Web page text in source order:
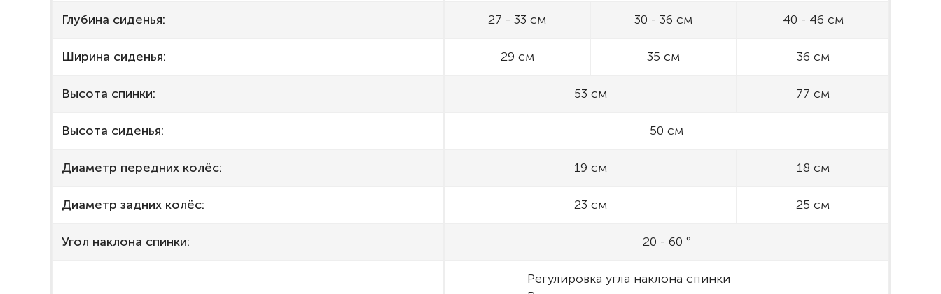
Глубина сиденья: 27 - 33 см 30 - 36 см 40 - 46 см
Ширина сиденья: 29 см 35 см 36 см
Высота спинки: 53 см 77 см
Высота сиденья: 50 см
Диаметр передних колёс: 19 см 18 см
Диаметр задних колёс: 23 см 25 см
Угол наклона спинки: 20 - 60 °
Регулировка угла наклона спинки